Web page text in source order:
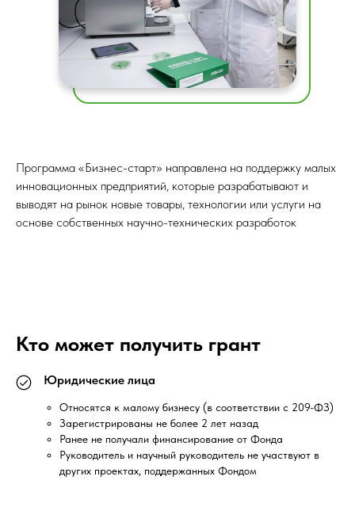
Программа «Бизнес-старт» направлена на поддержку малых
инновационных предприятий, которые разрабатывают и
выводят на рынок новые товары, технологии или услуги на
основе собственных научно-технических разработок
Кто может получить грант
Юридические лица
Относятся к малому бизнесу (в соответствии с 209-ФЗ)
Зарегистрированы не более 2 лет назад
Ранее не получали финансирование от Фонда
Руководитель и научный руководитель не участвуют в
других проектах, поддержанных Фондом